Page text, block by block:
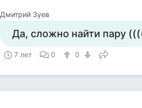
Дмитрий Зуев
Да, сложно найти пару
7 лет 0 0